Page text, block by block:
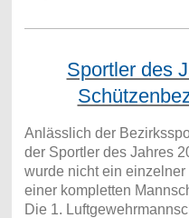
Sportler des
Anlässlich der
der Sportler des Jahres
wurde nicht ein
einer kompletten
Die 1.